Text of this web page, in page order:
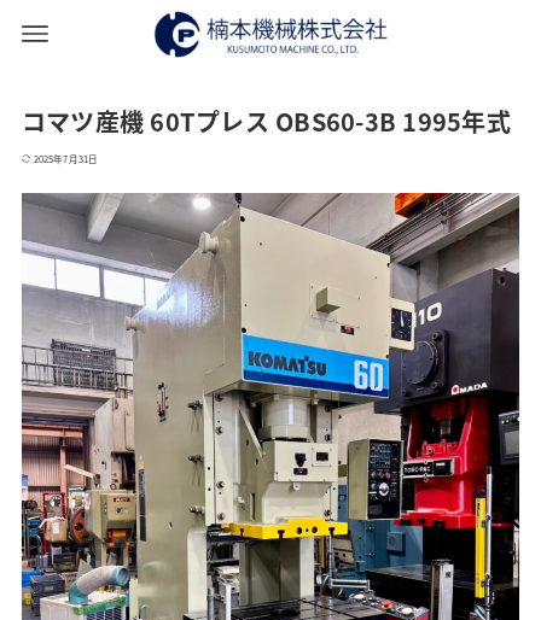
コマツ産機 60Tプレス OBS60-3B 1995年式
2025年7月31日